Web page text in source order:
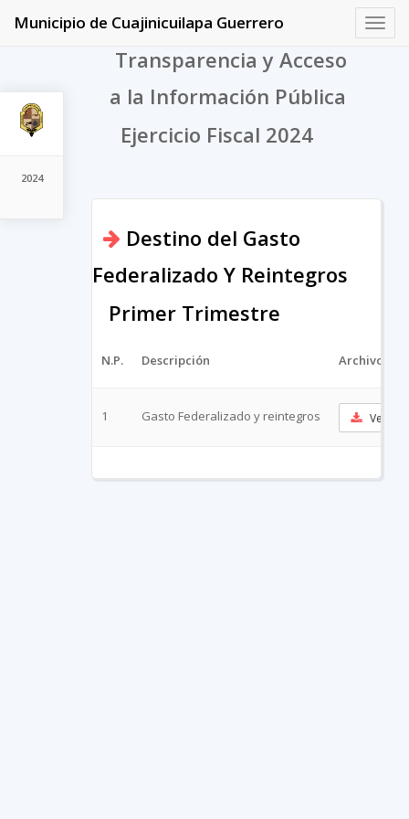
2024
Municipio de Cuajinicuilapa Guerrero
Transparencia y Acceso
a la Información Pública
Ejercicio Fiscal 2024
Destino del Gasto
Federalizado Y Reintegros
Primer Trimestre
N.P. Descripción Archivo
1 Gasto Federalizado y reintegros Ver